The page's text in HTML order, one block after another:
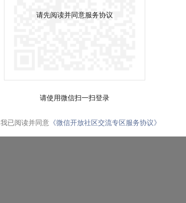
请先阅读并同意服务协议
请使用微信扫一扫登录
我已阅读并同意 《微信开放社区交流专区服务协议》